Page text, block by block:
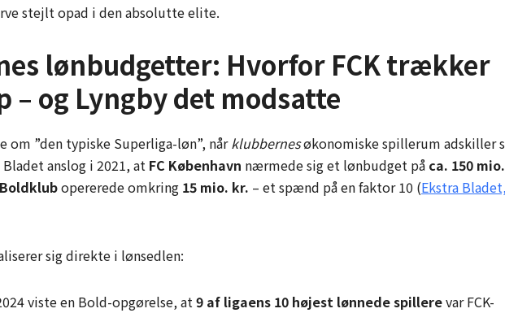
stejlt opad i den absolutte elite.
lønbudgetter: Hvorfor FCK trækker
– og Lyngby det modsatte
om ”den typiske Superliga-løn”, nårklubbernesøkonomiske spillerum adskiller
anslog i 2021, at FC København nærmede sig et lønbudget på ca. 150 mio.
opererede omkring 15 mio. kr. – et spænd på en faktor 10 (Ekstra
sig direkte i lønsedlen:
viste en Bold-opgørelse, at9 af ligaens 10 højest lønnede spillerevar FCK-